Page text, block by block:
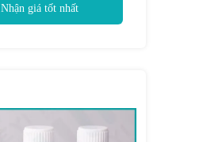
Nhận giá tốt nhất